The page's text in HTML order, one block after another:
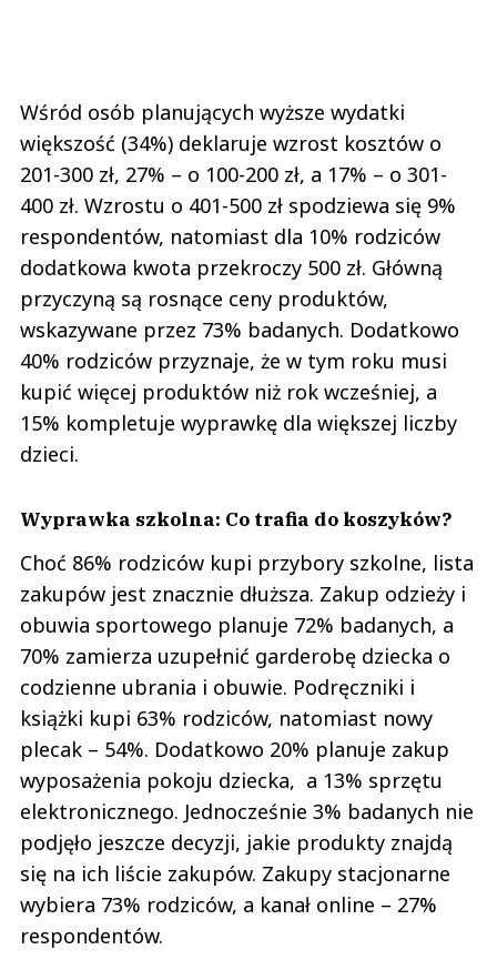
Wśród osób planujących wyższe wydatki
większość (34%) deklaruje wzrost kosztów o
201-300 zł, 27% – o 100-200 zł, a 17% – o 301-
400 zł. Wzrostu o 401-500 zł spodziewa się 9%
respondentów, natomiast dla 10% rodziców
dodatkowa kwota przekroczy 500 zł. Główną
przyczyną są rosnące ceny produktów,
wskazywane przez 73% badanych. Dodatkowo
40% rodziców przyznaje, że w tym roku musi
kupić więcej produktów niż rok wcześniej, a
15% kompletuje wyprawkę dla większej liczby
dzieci.
Wyprawka szkolna: Co trafia do koszyków?
Choć 86% rodziców kupi przybory szkolne, lista
zakupów jest znacznie dłuższa. Zakup odzieży i
obuwia sportowego planuje 72% badanych, a
70% zamierza uzupełnić garderobę dziecka o
codzienne ubrania i obuwie. Podręczniki i
książki kupi 63% rodziców, natomiast nowy
plecak – 54%. Dodatkowo 20% planuje zakup
wyposażenia pokoju dziecka, a 13% sprzętu
elektronicznego. Jednocześnie 3% badanych nie
podjęło jeszcze decyzji, jakie produkty znajdą
się na ich liście zakupów. Zakupy stacjonarne
wybiera 73% rodziców, a kanał online – 27%
respondentów.